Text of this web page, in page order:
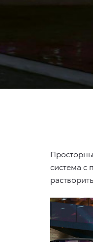
система с